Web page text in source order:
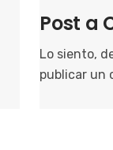
Post a
Lo siento,
publicar un